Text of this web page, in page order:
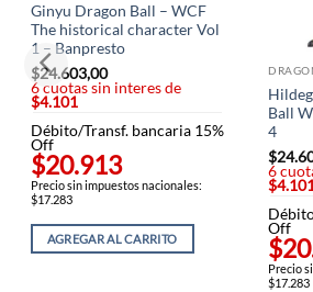
Ginyu Dragon Ball – WCF
The historical character Vol
1 – Banpresto
$24.603,00
6 cuotas sin interes de
$4.101
Débito/Transf. bancaria 15%
Off
$20.913
Precio sin impuestos nacionales:
$17.283
AGREGAR AL CARRITO
Ball
4
$
6
Off
Precio
$17.283